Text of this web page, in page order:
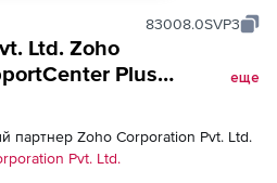
83008.0SVP3
Ltd. Zoho
Plus
pack
еще
партнер Zoho Corporation Pvt. Ltd.
Pvt. Ltd.